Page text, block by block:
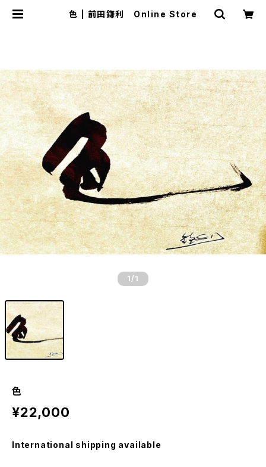
色 | 前田鎌利 Online Store
1 /1
色
¥22,000
International shipping available